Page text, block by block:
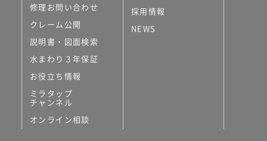
修理お問い合わせ
クレーム公開
説明書・図面検索
水まわり３年保証
お役立ち情報
ミラタップ
チャンネル
オンライン相談
採用情報
NEWS